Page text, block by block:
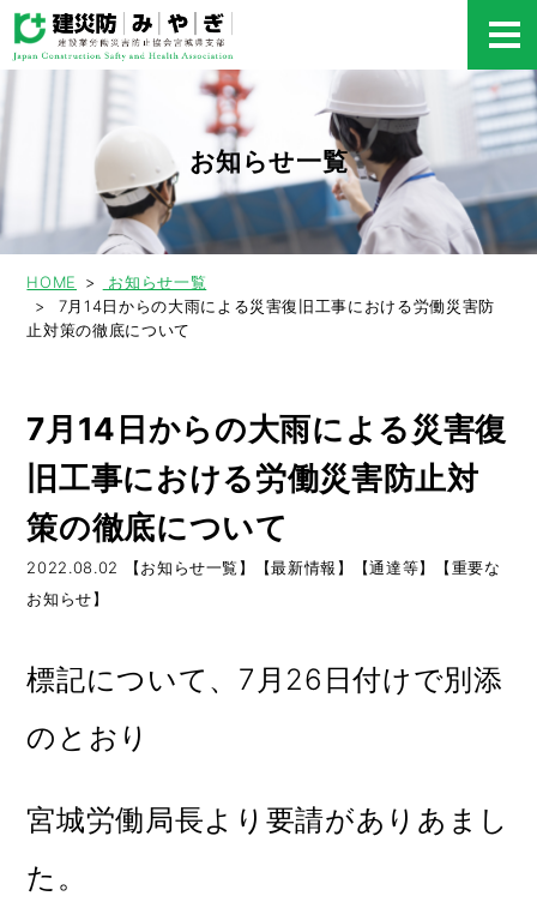
お知らせ一覧
HOME
お知らせ一覧
7月14日からの大雨による災害復旧工事における労働災害防
止対策の徹底について
7月14日からの大雨による災害復
旧工事における労働災害防止対
策の徹底について
2022.08.02
【お知らせ一覧】【最新情報】【通達等】【重要な
お知らせ】
標記について、7月26日付けで別添
のとおり
宮城労働局長より要請がありあまし
た。